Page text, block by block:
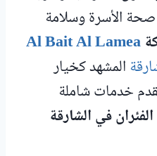
الأسرة وسلامة
Al Bait Al Lamea
المشهد كخيار
خدمات شاملة
في الشارقة